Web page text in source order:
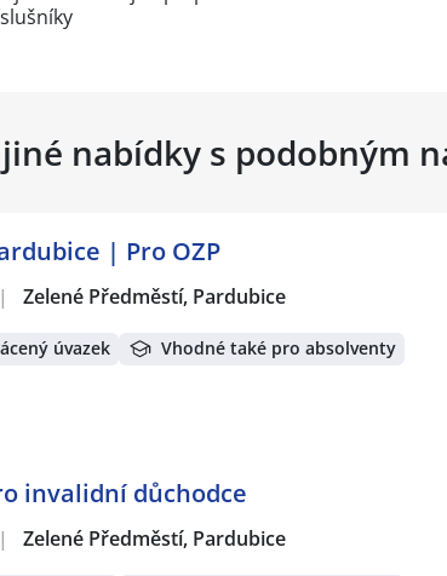
nabídky s podobným
| Pro OZP
| Zelené Předměstí, Pardubice
úvazek Vhodné také pro absolventy
invalidní důchodce
| Zelené Předměstí, Pardubice